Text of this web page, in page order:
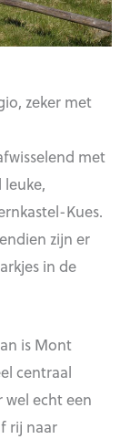
zeker met
met
leuke,
Kues.
zijn er
in de
is Mont
centraal
wel echt een
rij naar